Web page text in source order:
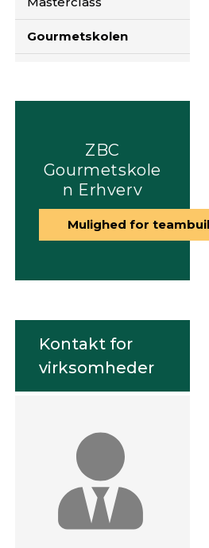
Gourmetskolen
ZBC
Gourmetskole
n Erhverv
Mulighed for
Kontakt for
virksomheder